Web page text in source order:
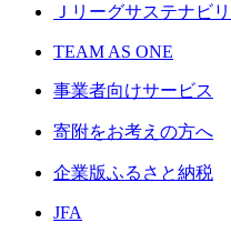
Ｊリーグサステナビ
TEAM AS ONE
事業者向けサービス
寄附をお考えの方へ
企業版ふるさと納税
JFA